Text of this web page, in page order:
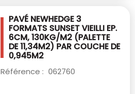
PAVÉ NEWHEDGE 3
FORMATS SUNSET VIEILLI EP.
6CM, 130KG/M2 (PALETTE
DE 11,34M2) PAR COUCHE DE
0,945M2
Référence : 062760